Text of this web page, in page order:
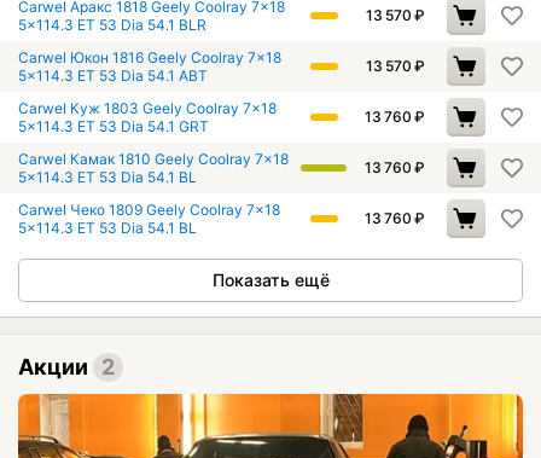
Carwel Аракс 1818 Geely Coolray 7x18
5x114.3 ET 53 Dia 54.1 BLR
13 570 ₽
Carwel Юкон 1816 Geely Coolray 7x18
5x114.3 ET 53 Dia 54.1 ABT
13 570 ₽
Carwel Куж 1803 Geely Coolray 7x18
5x114.3 ET 53 Dia 54.1 GRT
13 760 ₽
Carwel Камак 1810 Geely Coolray 7x18
5x114.3 ET 53 Dia 54.1 BL
13 760 ₽
Carwel Чеко 1809 Geely Coolray 7x18
5x114.3 ET 53 Dia 54.1 BL
13 760 ₽
Показать ещё
Акции 2